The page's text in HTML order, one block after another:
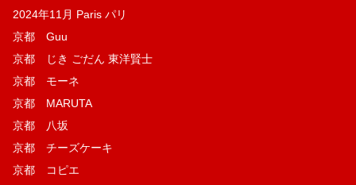
2024年11月 Paris パリ
京都 Guu
京都 じき ごだん 東洋賢士
京都 モーネ
京都 MARUTA
京都 八坂
京都 チーズケーキ
京都 コピエ